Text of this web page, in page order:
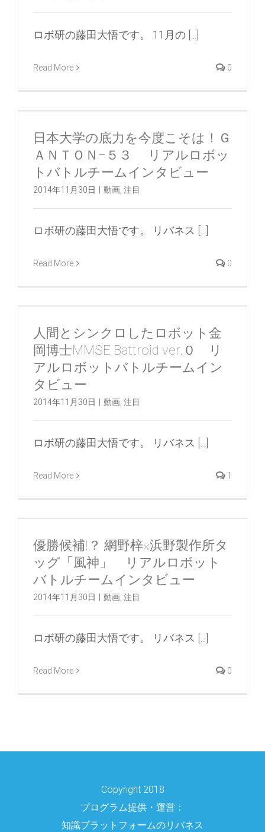
ロボ研の藤田大悟です。 11月の [...]
Read More 0
日本大学の底力を今度こそは！Ｇ
ＡＮＴＯＮ−５３ リアルロボッ
トバトルチームインタビュー
2014年11月30日 | 動画 注目
ロボ研の藤田大悟です。 リバネス [...]
Read More 0
人間とシンクロしたロボット金
岡博士MMSE Battroid ver.０ リ
アルロボットバトルチームイン
タビュー
2014年11月30日 | 動画 注目
ロボ研の藤田大悟です。 リバネス [...]
Read More 1
優勝候補!？ 網野梓×浜野製作所タ
ッグ「風神」 リアルロボット
バトルチームインタビュー
2014年11月30日 | 動画 注目
ロボ研の藤田大悟です。 リバネス [...]
Read More 0
Copyright 2018
プログラム提供・運営：
知識プラットフォームのリバネス